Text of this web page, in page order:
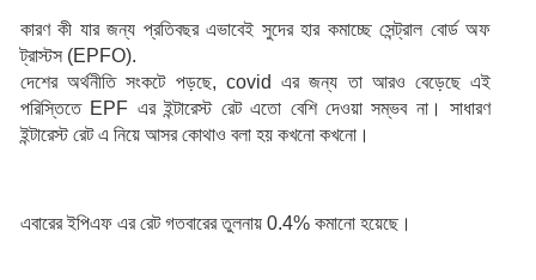
কারণ কী যার জন্য প্রতিবছর এভাবেই সুদের হার কমাচ্ছে সেন্ট্রাল বোর্ড অফ
ট্রাস্টস (EPFO).
দেশের অর্থনীতি সংকটে পড়ছে, covid এর জন্য তা আরও বেড়েছে এই
পরিস্তিতে EPF এর ইন্টারেস্ট রেট এতো বেশি দেওয়া সম্ভব না। সাধারণ
ইন্টারেস্ট রেট এ নিয়ে আসর কোথাও বলা হয় কখনো কখনো।
এবারের ইপিএফ এর রেট গতবারের তুলনায় 0.4% কমানো হয়েছে।